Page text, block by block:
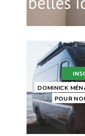
DOMINICK
POUR